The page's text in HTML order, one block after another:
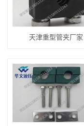
天津重型管夹厂家